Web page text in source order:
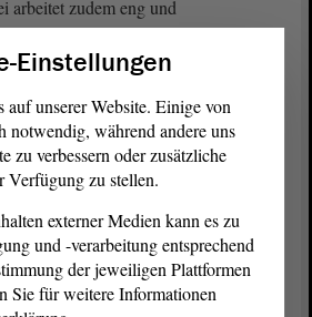
arbeitet zudem eng und
den Kommunen und den dortigen
zusammen. Darüber hinaus
und Schüler für Themen wie
Zivilcourage und Opferschutz
um sie zu schützen.
die polizeiliche Kriminalstatistik
dass die Fallzahlen im
seit 2013 nur
unterlegen waren und nach
Einstellungen
unserer Website. Einige von
notwendig, während andere uns
zu verbessern oder zusätzliche
Verfügung zu stellen.
externer Medien kann es zu
und -verarbeitung entsprechend
der jeweiligen Plattformen
Sie für weitere Informationen